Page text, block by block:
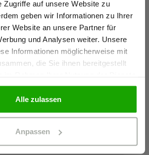
Zugriffe auf unsere Website zu
geben wir Informationen zu Ihrer
Website an unsere Partner für
und Analysen weiter. Unsere
Informationen möglicherweise mit
die Sie ihnen bereitgestellt
Alle zulassen
Anpassen
T-
dass ich Gewerbetreibender bin. Alle
werden netto ausgewiesen.